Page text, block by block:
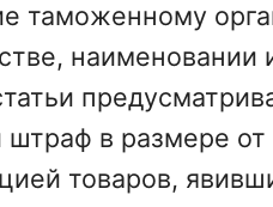
таможенному
наименовании
в размере от
товаров,